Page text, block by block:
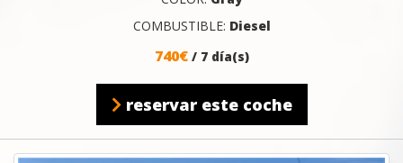
COMBUSTIBLE: Diesel
740€ / 7 día(s)
reservar este coche